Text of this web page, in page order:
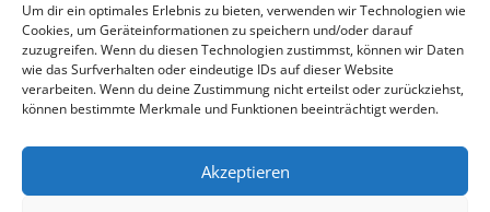
Um dir ein optimales Erlebnis zu bieten, verwenden wir Technologien wie
Cookies, um Geräteinformationen zu speichern und/oder darauf
zuzugreifen. Wenn du diesen Technologien zustimmst, können wir Daten
wie das Surfverhalten oder eindeutige IDs auf dieser Website
verarbeiten. Wenn du deine Zustimmung nicht erteilst oder zurückziehst,
können bestimmte Merkmale und Funktionen beeinträchtigt werden.
Akzeptieren
Immobilienbewertung in Eislingen/Fils
MEINE FAVORITEN
Verkehrswert
Grundstücksmarkt Deutschland
Immobilienmarkt Duisburg
Immobilienmarkt Hückeswagen
Kopfbild: lichtkunst.73 / pixelio.de